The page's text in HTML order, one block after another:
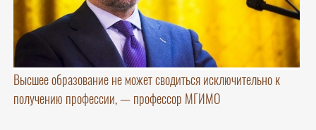
Высшее образование не может сводиться исключительно к
получению профессии, — профессор МГИМО